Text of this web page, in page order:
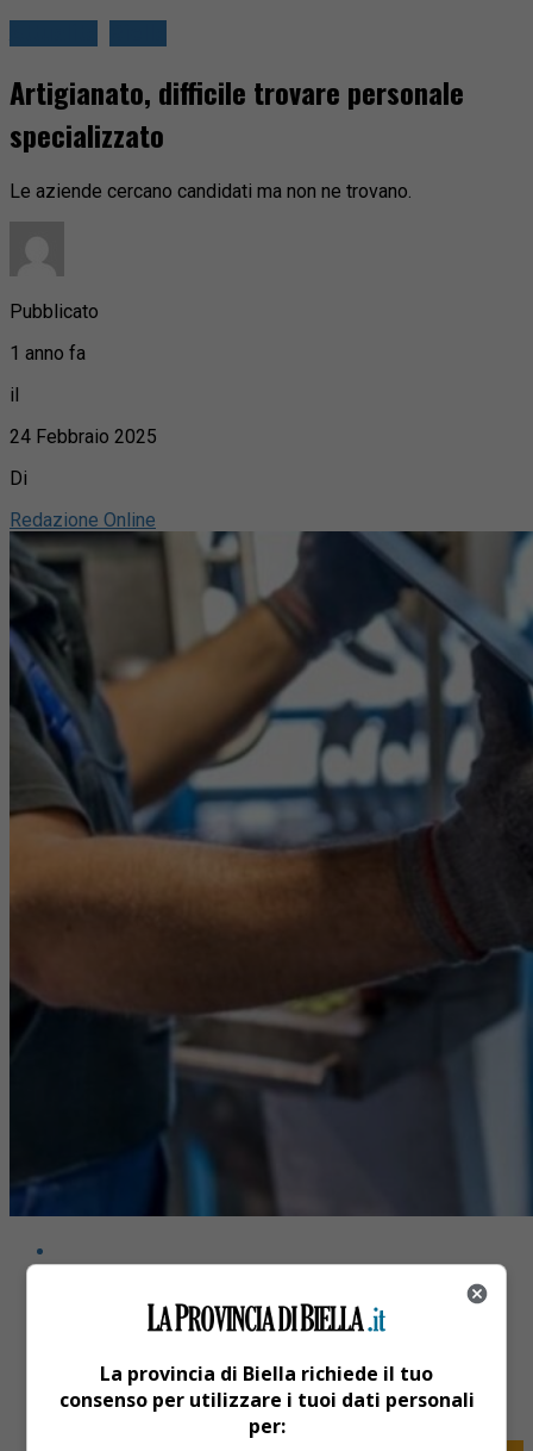
Artigianato, difficile trovare personale
specializzato
Le aziende cercano candidati ma non ne trovano.
Pubblicato
1 anno fa
il
24 Febbraio 2025
Di
Redazione Online
Share
TweetLa provincia di Biella richiede il tuo
consenso per utilizzare i tuoi dati personali
per: